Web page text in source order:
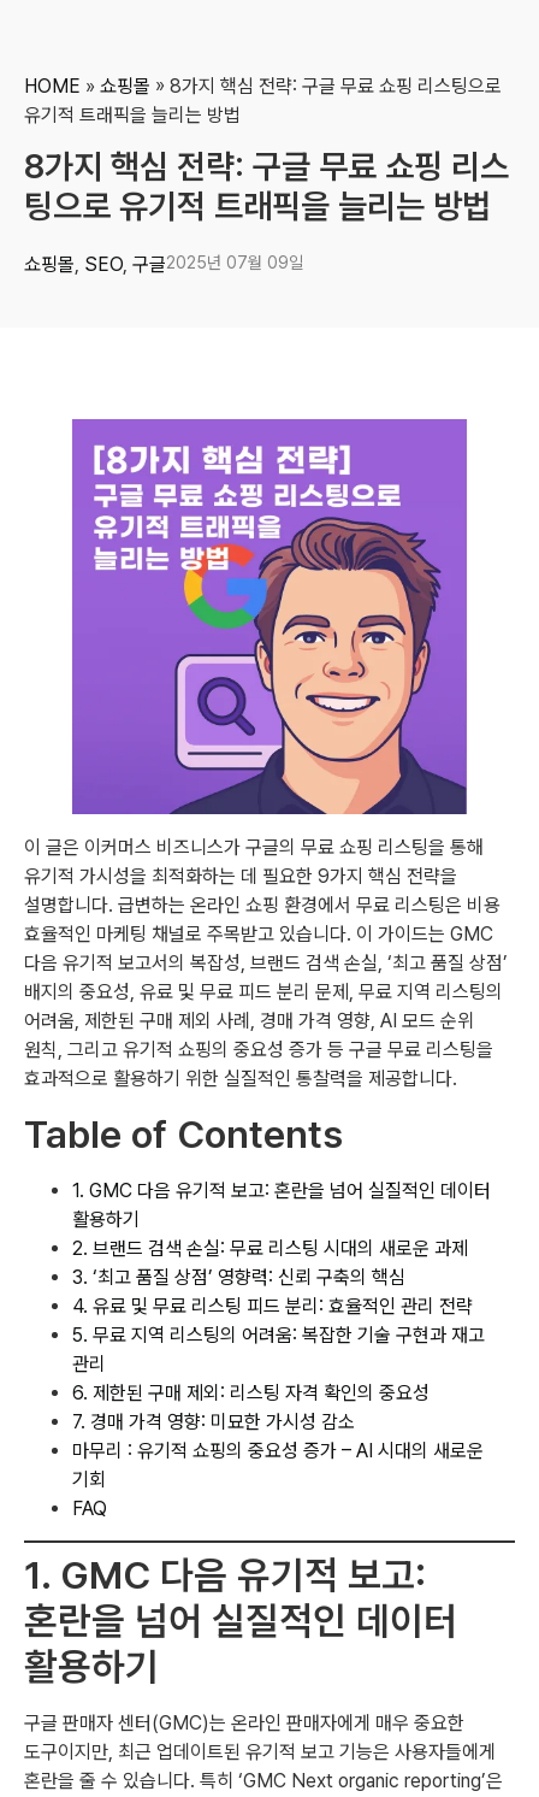
HOME » 쇼핑몰 » 8가지 핵심 전략: 구글 무료 쇼핑 리스팅으로
유기적 트래픽을 늘리는 방법
8가지 핵심 전략: 구글 무료 쇼핑 리스
팅으로 유기적 트래픽을 늘리는 방법
쇼핑몰, SEO, 구글2025년 07월 09일
이 글은 이커머스 비즈니스가 구글의 무료 쇼핑 리스팅을 통해
유기적 가시성을 최적화하는 데 필요한 9가지 핵심 전략을
설명합니다. 급변하는 온라인 쇼핑 환경에서 무료 리스팅은 비용
효율적인 마케팅 채널로 주목받고 있습니다. 이 가이드는 GMC
다음 유기적 보고서의 복잡성, 브랜드 검색 손실, ‘최고 품질 상점’
배지의 중요성, 유료 및 무료 피드 분리 문제, 무료 지역 리스팅의
어려움, 제한된 구매 제외 사례, 경매 가격 영향, AI 모드 순위
원칙, 그리고 유기적 쇼핑의 중요성 증가 등 구글 무료 리스팅을
효과적으로 활용하기 위한 실질적인 통찰력을 제공합니다.
Table of Contents
1. GMC 다음 유기적 보고: 혼란을 넘어 실질적인 데이터
활용하기
2. 브랜드 검색 손실: 무료 리스팅 시대의 새로운 과제
3. ‘최고 품질 상점’ 영향력: 신뢰 구축의 핵심
4. 유료 및 무료 리스팅 피드 분리: 효율적인 관리 전략
5. 무료 지역 리스팅의 어려움: 복잡한 기술 구현과 재고
관리
6. 제한된 구매 제외: 리스팅 자격 확인의 중요성
7. 경매 가격 영향: 미묘한 가시성 감소
마무리 : 유기적 쇼핑의 중요성 증가 – AI 시대의 새로운
기회
FAQ
1. GMC 다음 유기적 보고:
혼란을 넘어 실질적인 데이터
활용하기
구글 판매자 센터(GMC)는 온라인 판매자에게 매우 중요한
도구이지만, 최근 업데이트된 유기적 보고 기능은 사용자들에게
혼란을 줄 수 있습니다. 특히 ‘GMC Next organic reporting’은